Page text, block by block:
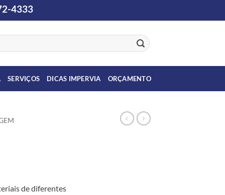
4333
SERVIÇOS DICAS IMPERVIA ORÇAMENTO
de diferentes